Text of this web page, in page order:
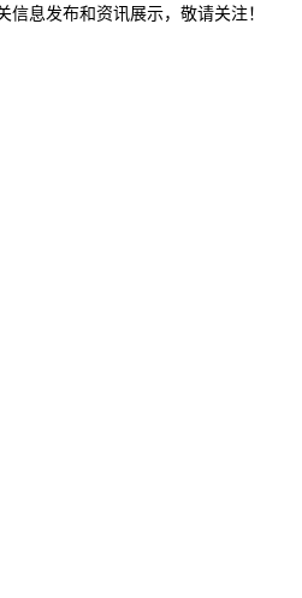
息发布和资讯展示，敬请关注！